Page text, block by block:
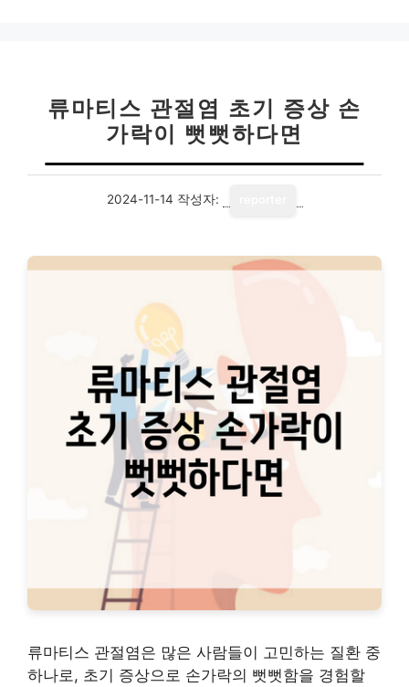
류마티스 관절염 초기 증상 손
가락이 뻣뻣하다면
2024-11-14 작성자:
류마티스 관절염은 많은 사람들이 고민하는 질환 중
하나로, 초기 증상으로 손가락의 뻣뻣함을 경험할